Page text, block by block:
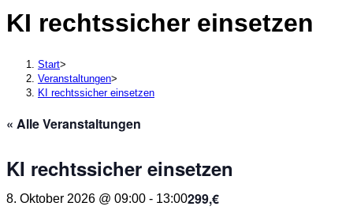
durchsuchen
KI rechtssicher einsetzen
Start>
Veranstaltungen>
KI rechtssicher einsetzen
« Alle Veranstaltungen
KI rechtssicher einsetzen
8. Oktober 2026 @ 09:00 - 13:00299,€